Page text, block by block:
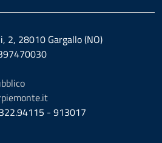
2, 28010 Gargallo (NO)
- 913017